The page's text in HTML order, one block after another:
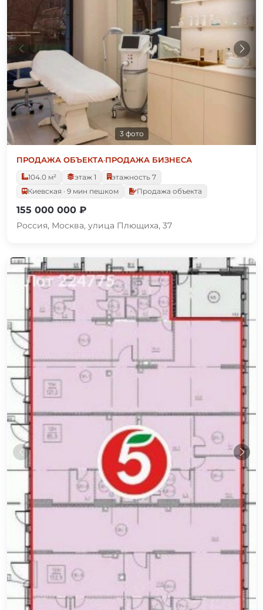
3 фото
ПРОДАЖА ОБЪЕКТА·ПРОДАЖА БИЗНЕСА
104.0 м²
этаж 1
этажность 7
Киевская · 9 мин пешком
Продажа объекта
155 000 000 ₽
Россия, Москва, улица Плющиха, 37